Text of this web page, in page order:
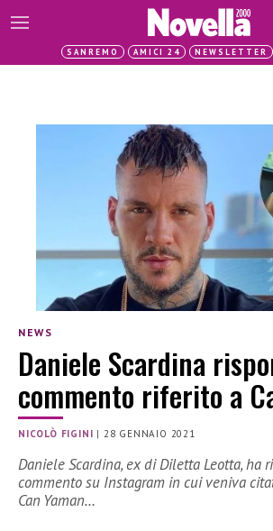
SANREMO AMICI 24 NEWSLETTER
NEWS
Daniele Scardina
commento riferito a
NICOLÒ FIGINI | 28 GENNAIO 2021
Daniele Scardina, ex di Diletta Leotta, ha
commento su Instagram in cui veniva
Can Yaman…